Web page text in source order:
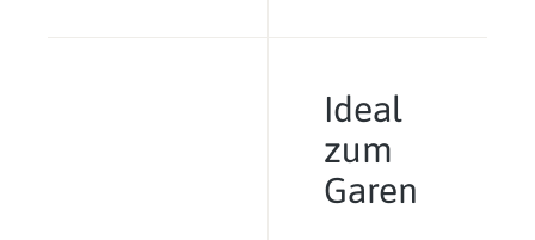
Ideal
zum
Garen